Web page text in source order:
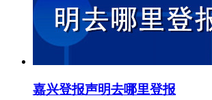
嘉兴登报声明去哪里登报